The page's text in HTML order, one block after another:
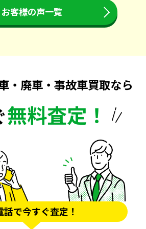
お客様の声一覧
・廃車・事故車買取なら
無料査定！
話で今すぐ査定！